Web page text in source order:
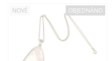
NOVÉ OBJEDNÁNO